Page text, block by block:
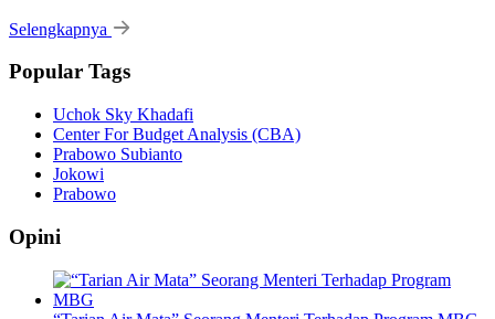
Selengkapnya
Popular Tags
Uchok Sky Khadafi
Center For Budget Analysis (CBA)
Prabowo Subianto
Jokowi
Prabowo
Opini